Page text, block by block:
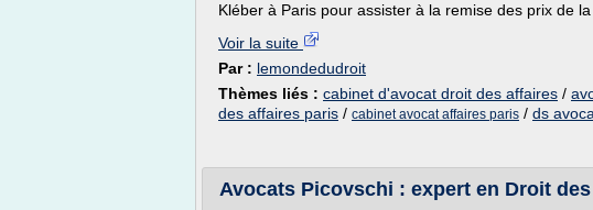
Kléber à Paris pour assister à la remise des prix de la
Voir la suite
Par : lemondedudroit
Thèmes liés : cabinet d'avocat droit des affaires /
des affaires paris / cabinet avocat affaires paris / ds
Avocats Picovschi : expert en Droit